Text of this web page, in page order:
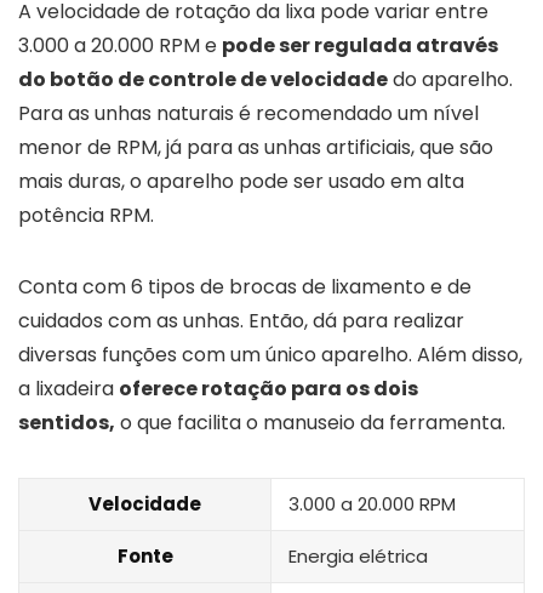
A velocidade de rotação da lixa pode variar entre
3.000 a 20.000 RPM e pode ser regulada através
do botão de controle de velocidadedo aparelho.
Para as unhas naturais é recomendado um nível
menor de RPM, já para as unhas artificiais, que são
mais duras, o aparelho pode ser usado em alta
potência RPM.
Conta com 6 tipos de brocas de lixamento e de
cuidados com as unhas. Então, dá para realizar
diversas funções com um único aparelho. Além disso,
a lixadeira oferece rotação para os dois
sentidos, o que facilita o manuseio da ferramenta.
Velocidade 3.000 a 20.000 RPM
Fonte Energia elétrica